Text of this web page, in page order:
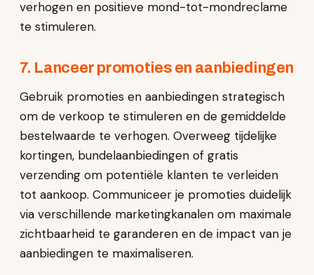
verhogen en positieve mond-tot-mondreclame
te stimuleren.
7. Lanceer promoties en aanbiedingen
Gebruik promoties en aanbiedingen strategisch
om de verkoop te stimuleren en de gemiddelde
bestelwaarde te verhogen. Overweeg tijdelijke
kortingen, bundelaanbiedingen of gratis
verzending om potentiële klanten te verleiden
tot aankoop. Communiceer je promoties duidelijk
via verschillende marketingkanalen om maximale
zichtbaarheid te garanderen en de impact van je
aanbiedingen te maximaliseren.